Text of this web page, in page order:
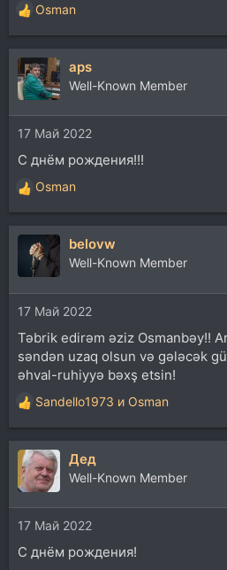
Р
е
а
к
ц
и
и
:
Osman
aps
Well-Known Member
17 Май 2022
С днём рождения!!!
Р
е
а
и
и
:
Osman
belovw
Well-Known Member
17 Май 2022
Təbrik edirəm əziz Osmanbəy!!
səndən uzaq olsun və gələcək
əhval-ruhiyyə bəxş etsin!
Р
е
а
к
ц
и
и
:
Sandello1973 и Osman
Дед
Well-Known Member
17 Май 2022
С днём рождения!